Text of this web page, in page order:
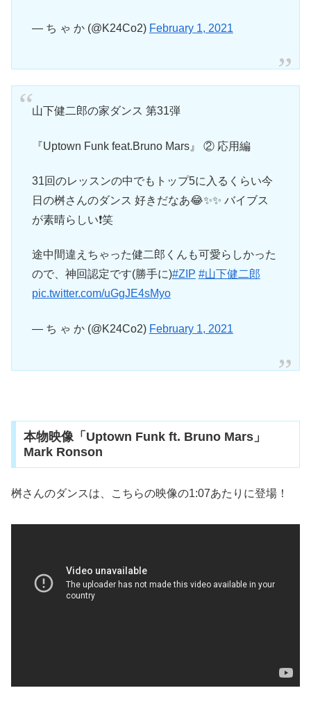
— ち ゃ か (@K24Co2) February 1, 2021
山下健二郎の家ダンス 第31弾
『Uptown Funk feat.Bruno Mars』 ② 応用編
31回のレッスンの中でもトップ5に入るくらい今
日の桝さんのダンス 好きだなあ😂✨✨ バイブス
が素晴らしい❗️笑
途中間違えちゃった健二郎くんも可愛らしかった
ので、神回認定です(勝手に)#ZIP #山下健二郎
pic.twitter.com/uGgJE4sMyo
— ち ゃ か (@K24Co2) February 1, 2021
本物映像「Uptown Funk ft. Bruno Mars」
Mark Ronson
桝さんのダンスは、こちらの映像の1:07あたりに登場！